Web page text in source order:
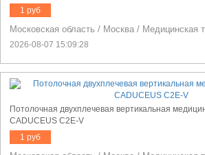
1 руб
Московская область / Москва / Медицинская
2026-08-07 15:09:28
Потолочная двухплечевая вертикальная
CADUCEUS C2E-V
1 руб